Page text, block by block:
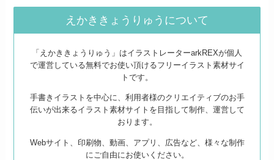
えかききょうりゅうについて
「えかききょうりゅう」はイラストレーターarkREXが個人
で運営している無料でお使い頂けるフリーイラスト素材サイ
トです。
手書きイラストを中心に、利用者様のクリエイティブのお手
伝いが出来るイラスト素材サイトを目指して制作、運営して
おります。
Webサイト、印刷物、動画、アプリ、広告など、様々な制作
にご自由にお使いください。